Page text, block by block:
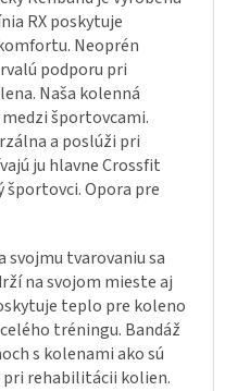
RX poskytuje
Neoprén
podporu pri
Naša kolenná
športovcami.
a poslúži pri
ju hlavne Crossfit
Opora pre
svojmu tvarovaniu sa
na svojom mieste aj
teplo pre koleno
tréningu. Bandáž
s kolenami ako sú
rehabilitácii kolien.